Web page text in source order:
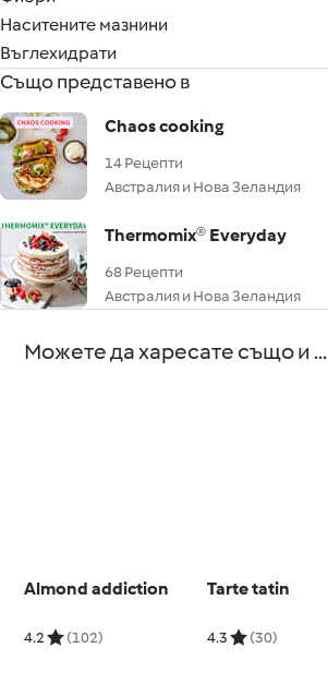
Наситените мазнини
Въглехидрати
Също представено в
Chaos cooking
14 Рецепти
Австралия и Нова Зеландия
Thermomix® Everyday
68 Рецепти
Австралия и Нова Зеландия
Можете да харесате също и ...
Almond addiction
4.2 (102)
Tarte tatin
4.3 (30)